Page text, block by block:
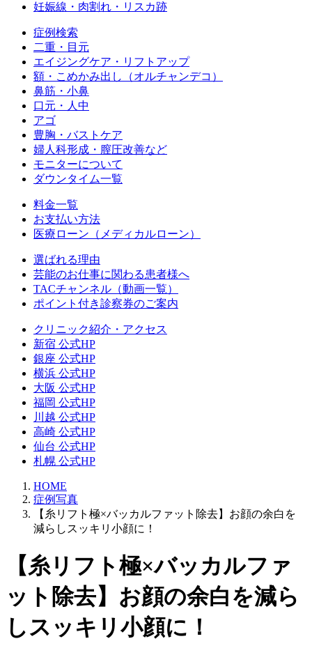
妊娠線・肉割れ・リスカ跡
症例検索
二重・目元
エイジングケア・リフトアップ
額・こめかみ出し（オルチャンデコ）
鼻筋・小鼻
口元・人中
アゴ
豊胸・バストケア
婦人科形成・膣圧改善など
モニターについて
ダウンタイム一覧
料金一覧
お支払い方法
医療ローン（メディカルローン）
選ばれる理由
芸能のお仕事に関わる患者様へ
TACチャンネル（動画一覧）
ポイント付き診察券のご案内
クリニック紹介・アクセス
新宿 公式HP
銀座 公式HP
横浜 公式HP
大阪 公式HP
福岡 公式HP
川越 公式HP
高崎 公式HP
仙台 公式HP
札幌 公式HP
HOME
症例写真
【糸リフト極×バッカルファット除去】お顔の余白を
減らしスッキリ小顔に！
【糸リフト極×バッカルファ
ット除去】お顔の余白を減ら
しスッキリ小顔に！